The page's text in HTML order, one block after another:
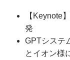
【Keynote
発
GPTシステ
とイオン様